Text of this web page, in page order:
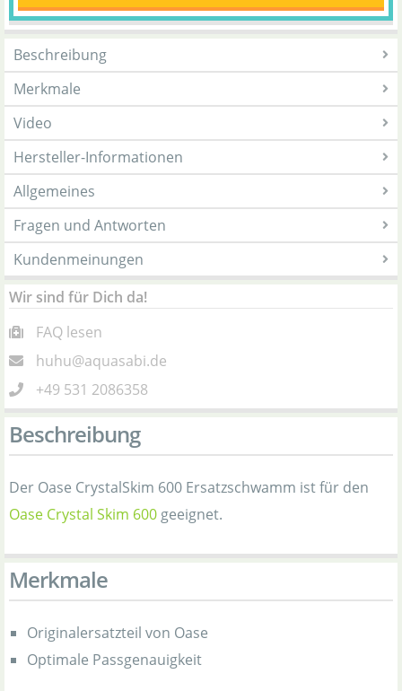
Beschreibung
Merkmale
Video
Hersteller-Informationen
Allgemeines
Fragen und Antworten
Kundenmeinungen
Wir sind für Dich da!
FAQ lesen
huhu@aquasabi.de
+49 531 2086358
Beschreibung
Der Oase CrystalSkim 600 Ersatzschwamm ist für den
Oase Crystal Skim 600 geeignet.
Merkmale
Originalersatzteil von Oase
Optimale Passgenauigkeit